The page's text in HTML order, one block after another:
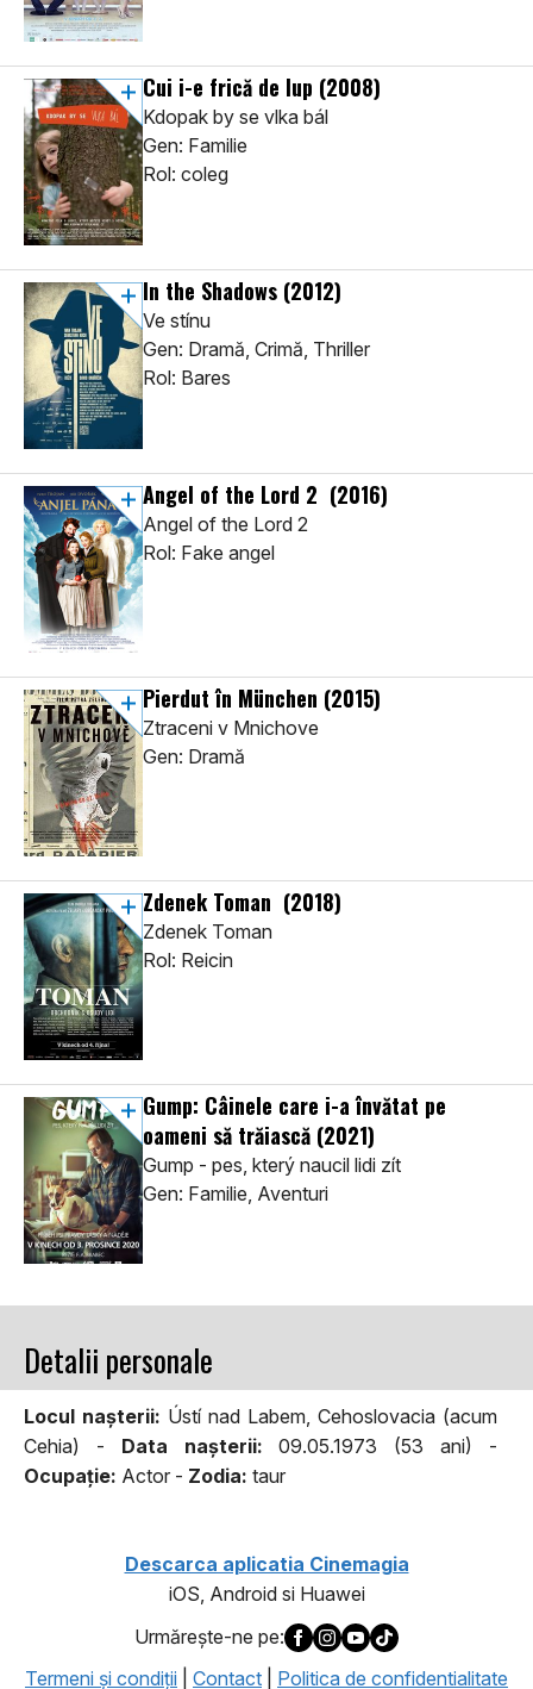
Cui i-e frică de lup (2008)
Kdopak by se vlka bál
Gen: Familie
Rol: coleg
In the Shadows (2012)
Ve stínu
Gen: Dramă, Crimă, Thriller
Rol: Bares
Angel of the Lord 2 (2016)
Angel of the Lord 2
Rol: Fake angel
Pierdut în München (2015)
Ztraceni v Mnichove
Gen: Dramă
Zdenek Toman (2018)
Zdenek Toman
Rol: Reicin
Gump: Câinele care i-a învătat pe
oameni să trăiască (2021)
Gump - pes, který naucil lidi zít
Gen: Familie, Aventuri
Detalii personale
Locul naşterii: Ústí nad Labem, Cehoslovacia (acum
Cehia) - Data naşterii: 09.05.1973 (53 ani) -
Ocupaţie: Actor - Zodia: taur
Descarca aplicatia Cinemagia
iOS, Android si Huawei
Urmăreşte-ne pe:
Termeni şi condiţii
Contact Politica de confidentialitate